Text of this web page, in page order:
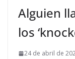
Alguien
los
24 de abril de